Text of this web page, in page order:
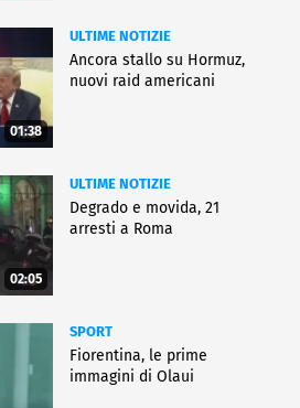
01:38
ULTIME NOTIZIE
Ancora stallo su Hormuz,
nuovi raid americani
02:05
ULTIME NOTIZIE
Degrado e movida, 21
arresti a Roma
SPORT
Fiorentina, le prime
immagini di Olaui